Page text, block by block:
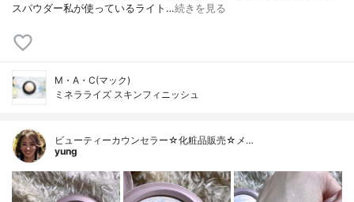
スパウダー私が使っているライト…続きを見る
M・A・C(マック)
ミネラライズ スキンフィニッシュ
ビューティーカウンセラー☆化粧品販売☆メ…
yung